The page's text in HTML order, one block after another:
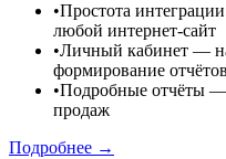
•Простота интеграции
любой интернет-сайт
•Личный кабинет —
формирование отчётов
•Подробные отчёты —
продаж
Подробнее →